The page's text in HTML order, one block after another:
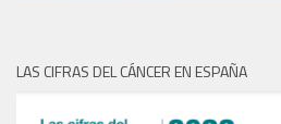
LAS CIFRAS DEL CÁNCER EN ESPAÑA